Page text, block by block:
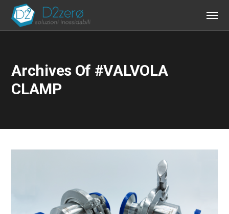
Archives Of #VALVOLA
CLAMP